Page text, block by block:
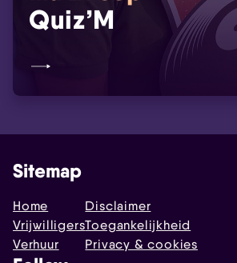
Quiz’M
Sitemap
Home
Vrijwilligers
Verhuur
Disclaimer
Toegankelijkheid
Privacy & cookies